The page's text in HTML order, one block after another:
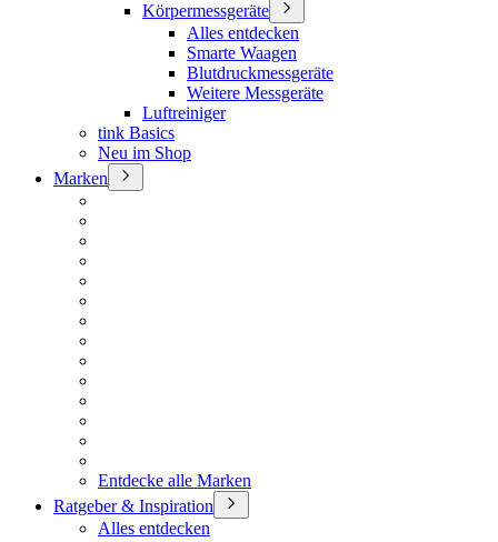
Körpermessgeräte
Alles entdecken
Smarte Waagen
Blutdruckmessgeräte
Weitere Messgeräte
Luftreiniger
tink Basics
Neu im Shop
Marken
Entdecke alle Marken
Ratgeber & Inspiration
Alles entdecken